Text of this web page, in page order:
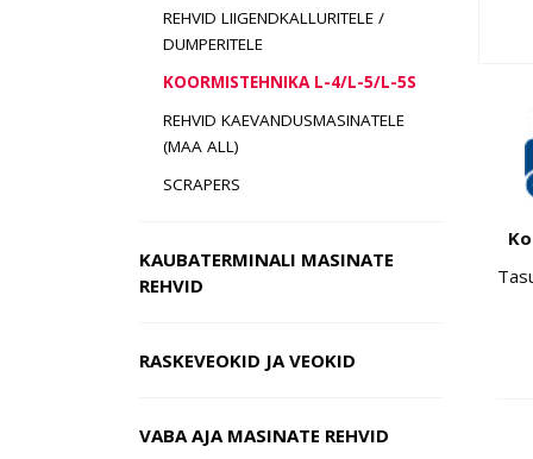
REHVID LIIGENDKALLURITELE /
DUMPERITELE
KOORMISTEHNIKA L-4/L-5/L-5S
REHVID KAEVANDUSMASINATELE
(MAA ALL)
SCRAPERS
KAUBATERMINALI MASINATE
REHVID
RASKEVEOKID JA VEOKID
VABA AJA MASINATE REHVID